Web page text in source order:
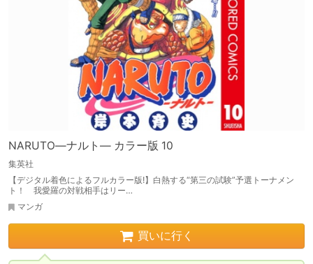
NARUTO―ナルト― カラー版 10
集英社
【デジタル着色によるフルカラー版!】白熱する“第三の試験”予選トーナメン
ト！ 我愛羅の対戦相手はリー…
マンガ
買いに行く